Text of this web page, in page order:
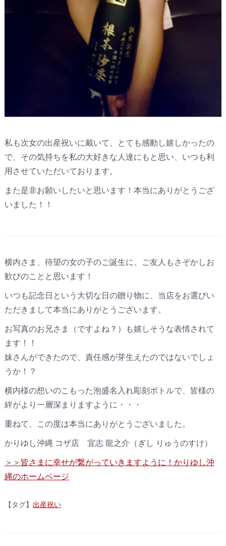
私も次女の出産祝いに戴いて、とても感動し嬉しかったの
で、その気持ちを私の大好きな人達にもと思い、いつも利
用させていただいております。
また是非お願いしたいと思います！本当にありがとうござ
いました！！
横内さま、待望の女の子のご誕生に、ご友人もさぞかしお
歓びのことと思います！
いつも記念日という大切な日の贈り物に、当店をお選びい
ただきまして本当にありがとうございます。
お写真のお兄さま（ですよね？）も嬉しそうな表情されて
ます！！
妹さんができたので、責任感が芽生えたのではないでしょ
うか！？
横内様の想いのこもった泡盛名入れ彫刻ボトルで、皆様の
絆がより一層深まりますように・・・
重ねて、この度は本当にありがとうございました。
かりゆし沖縄 コザ店 宜志 龍之介（ぎし りゅうのすけ）
＞＞皆さまに幸せが繋がっていきますように！かりゆし沖
縄のホームページ
【タグ】 出産祝い